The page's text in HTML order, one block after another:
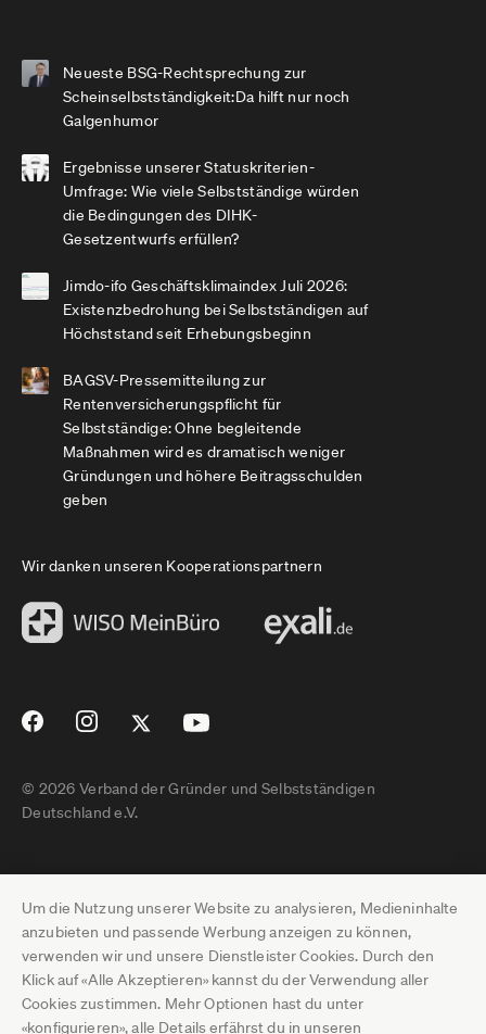
Um die Nutzung unserer Website zu analysieren, Medieninhalte
anzubieten und passende Werbung anzeigen zu können,
verwenden wir und unsere Dienstleister Cookies. Durch den
Klick auf «Alle Akzeptieren» kannst du der Verwendung aller
Cookies zustimmen. Mehr Optionen hast du unter
«konfigurieren», alle Details erfährst du in unseren
Neueste BSG-Rechtsprechung zur
Scheinselbstständigkeit:Da hilft nur noch
Galgenhumor
Ergebnisse unserer Statuskriterien-
Umfrage: Wie viele Selbstständige würden
die Bedingungen des DIHK-
Gesetzentwurfs erfüllen?
Jimdo-ifo Geschäftsklimaindex Juli 2026:
Existenzbedrohung bei Selbstständigen auf
Höchststand seit Erhebungsbeginn
BAGSV-Pressemitteilung zur
Rentenversicherungspflicht für
Selbstständige: Ohne begleitende
Maßnahmen wird es dramatisch weniger
Gründungen und höhere Beitragsschulden
geben
Wir danken unseren Kooperationspartnern
© 2026 Verband der Gründer und Selbstständigen
Deutschland e.V.
Impressum
Datenschutz
Pressebereich